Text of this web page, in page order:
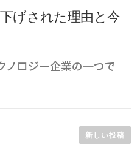
げされた理由と今
ロジー企業の一つで
新しい投稿